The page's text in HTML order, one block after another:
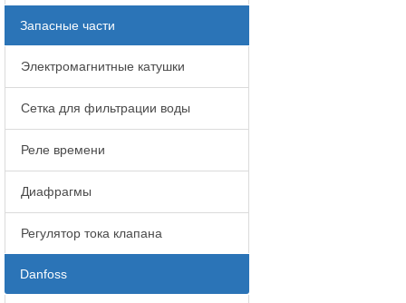
Запасные части
Электромагнитные катушки
Сетка для фильтрации воды
Реле времени
Диафрагмы
Регулятор тока клапана
Danfoss